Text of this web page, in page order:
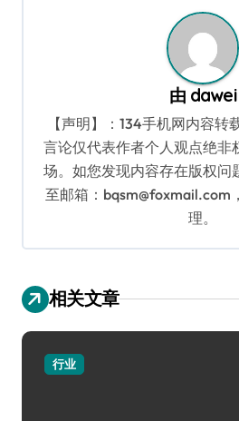
由 dawei
【声明】：134手机网内容转
言论仅代表作者个人观点绝非
场。如您发现内容存在版权问
至邮箱：bqsm@foxmail.com
理。
相关文章
行业